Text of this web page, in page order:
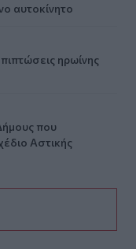
αυτοκίνητο
ηρωίνης
που
Αστικής